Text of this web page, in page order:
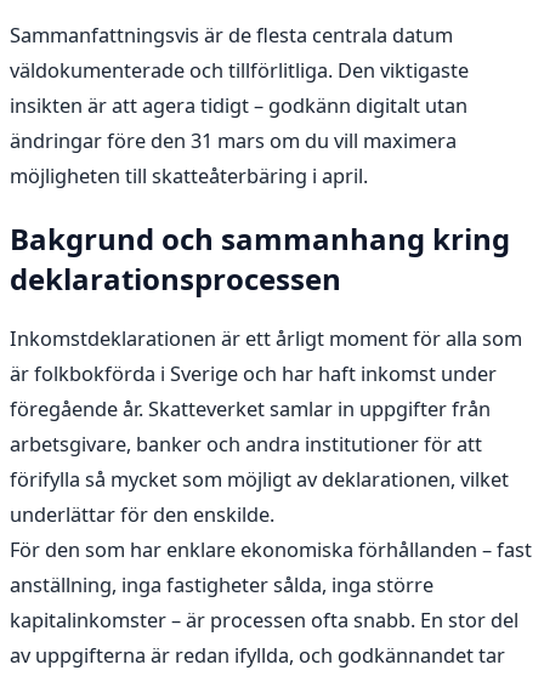
Sammanfattningsvis är de flesta centrala datum
väldokumenterade och tillförlitliga. Den viktigaste
insikten är att agera tidigt – godkänn digitalt utan
ändringar före den 31 mars om du vill maximera
möjligheten till skatteåterbäring i april.
Bakgrund och sammanhang kring
deklarationsprocessen
Inkomstdeklarationen är ett årligt moment för alla som
är folkbokförda i Sverige och har haft inkomst under
föregående år. Skatteverket samlar in uppgifter från
arbetsgivare, banker och andra institutioner för att
förifylla så mycket som möjligt av deklarationen, vilket
underlättar för den enskilde.
För den som har enklare ekonomiska förhållanden – fast
anställning, inga fastigheter sålda, inga större
kapitalinkomster – är processen ofta snabb. En stor del
av uppgifterna är redan ifyllda, och godkännandet tar